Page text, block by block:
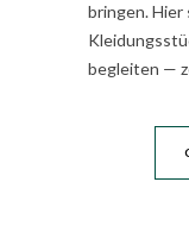
bringen. Hier
begleiten —